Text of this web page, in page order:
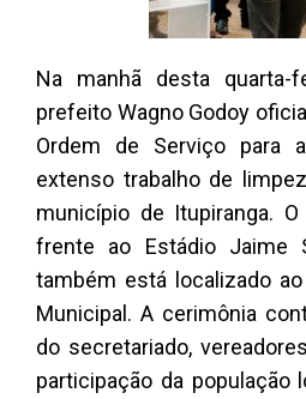
Na manhã desta
prefeito Wagno Godoy
Ordem de Serviço para
extenso trabalho de
município de Itupiranga.
frente ao Estádio Jaime
também está localizado
Municipal. A cerimônia
do secretariado,
participação da população